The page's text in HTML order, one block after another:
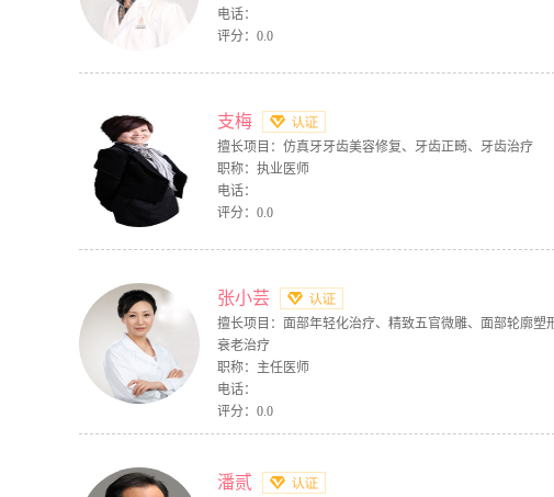
电话：
评分：0.0
支梅
擅长项目：仿真牙牙齿美容修复、牙齿正畸、牙齿治疗
职称：执业医师
电话：
评分：0.0
张小芸
擅长项目：面部年轻化治疗、精致五官微雕、面部轮廓塑
衰老治疗
职称：主任医师
电话：
评分：0.0
潘贰